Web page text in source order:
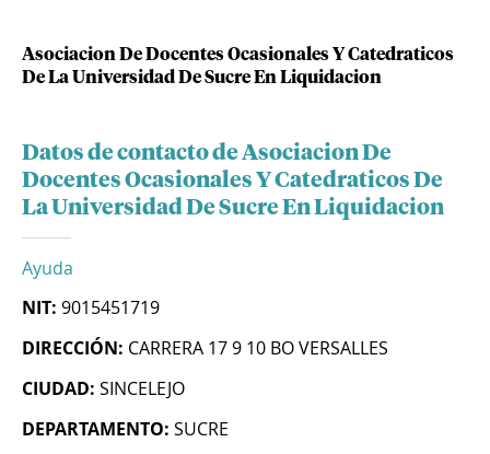
Asociacion De Docentes Ocasionales Y Catedraticos
De La Universidad De Sucre En Liquidacion
Datos de contacto de Asociacion De
Docentes Ocasionales Y Catedraticos De
La Universidad De Sucre En Liquidacion
Ayuda
NIT: 9015451719
DIRECCIÓN: CARRERA 17 9 10 BO VERSALLES
CIUDAD: SINCELEJO
DEPARTAMENTO: SUCRE